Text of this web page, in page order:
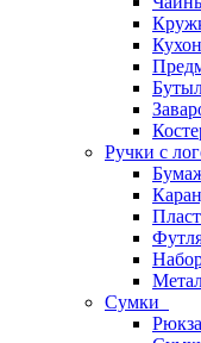
Ручки с
Сумки